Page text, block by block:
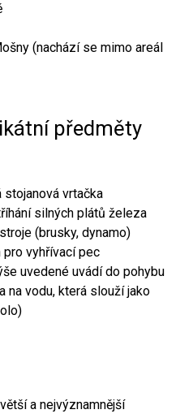
(nachází se mimo areál
předměty
vrtačka
silných plátů železa
(brusky, dynamo)
vyhřívací pec
uvedené uvádí do pohybu
na vodu, která slouží jako
a nejvýznamnější